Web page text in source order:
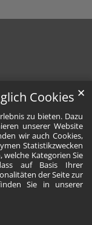
Cookies
zu bieten. Dazu
unserer Website
wir auch Cookies,
Statistikzwecken
Kategorien Sie
auf Basis Ihrer
der Seite zur
Sie in unserer
✕